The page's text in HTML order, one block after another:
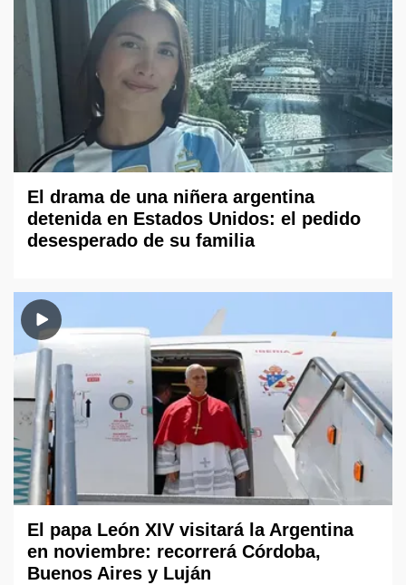
El drama de una niñera argentina
detenida en Estados Unidos: el pedido
desesperado de su familia
El papa León XIV visitará la Argentina
en noviembre: recorrerá Córdoba,
Buenos Aires y Luján